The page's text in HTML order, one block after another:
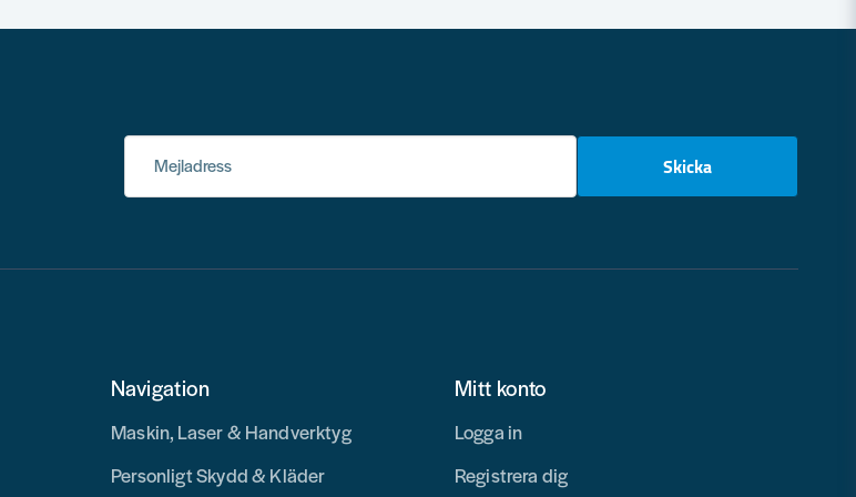
Mejladress Skicka
Navigation
Maskin, Laser & Handverktyg
Personligt Skydd & Kläder
Mitt konto
Logga in
Registrera dig